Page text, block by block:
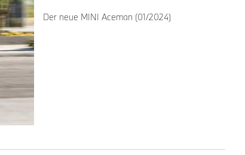
Der neue MINI Aceman (01/2024)